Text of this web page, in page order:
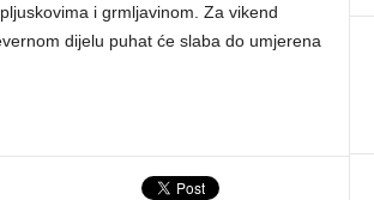
i grmljavinom. Za vikend
dijelu puhat će slaba do umjerena